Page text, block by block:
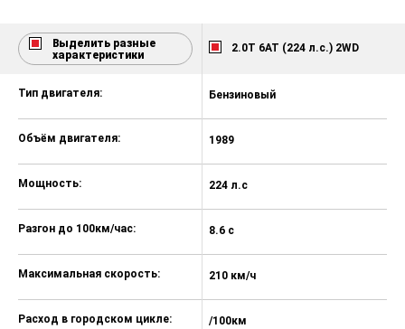
передние
Система доступа без ключа
Запуск двигателя с кнопки
Регулировка руля по вылету
Декоративная подсветка салона
Вентиляция передних сидений
Отделка кожей рулевого колеса
Выделить разные
характеристики
2.0T 6AT (224 л.с.) 2WD
Тип двигателя:
Объём двигателя:
Мощность:
Разгон до 100км/час:
Максимальная скорость:
Расход в городском цикле:
Бензиновый
1989
224 л.с
8.6 с
210 км/ч
/100км